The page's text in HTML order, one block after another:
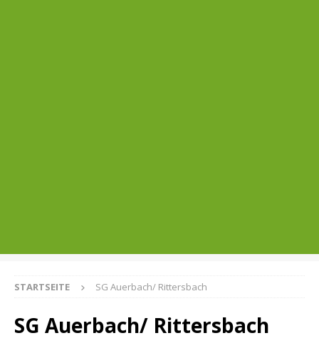
STARTSEITE SG Auerbach/ Rittersbach
SG Auerbach/ Rittersbach